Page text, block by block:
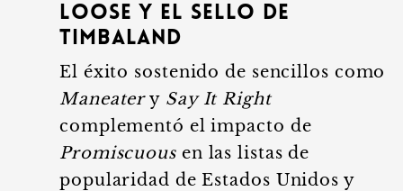
Loose y el sello de
Timbaland
El éxito sostenido de sencillos como
Maneatery Say It Right
complementó el impacto de
Promiscuousen las listas de
popularidad de Estados Unidos y